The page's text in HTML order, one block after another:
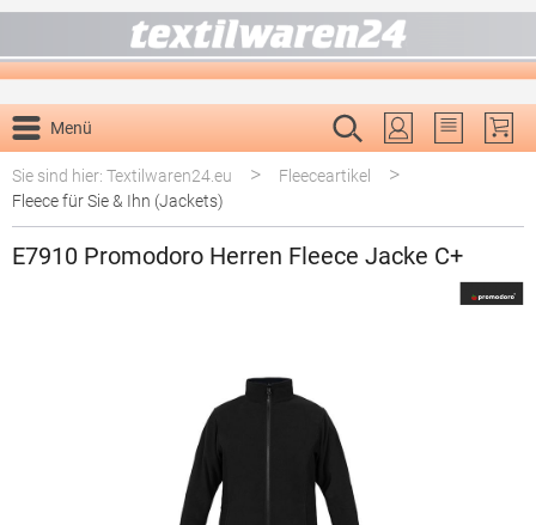
Menü
Du hast 0
Sie sind hier: Textilwaren24.eu
> Fleeceartikel >
Fleece für Sie & Ihn (Jackets)
E7910 Promodoro Herren Fleece Jacke C+